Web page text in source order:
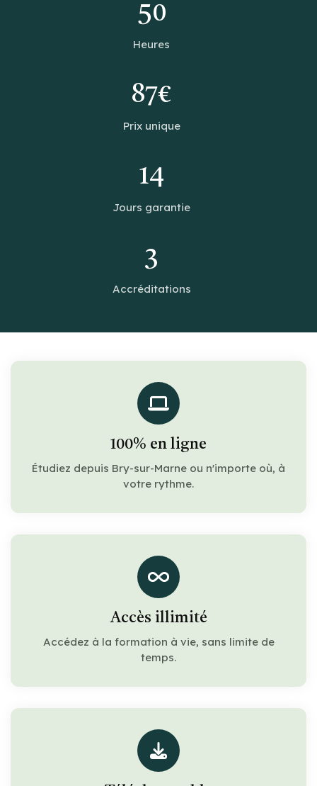
50
Heures
87€
Prix unique
14
Jours garantie
3
Accréditations
100% en ligne
Étudiez depuis Bry-sur-Marne ou n'importe où, à
votre rythme.
Accès illimité
Accédez à la formation à vie, sans limite de
temps.